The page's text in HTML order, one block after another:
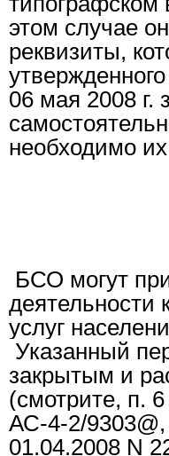
этом случае
реквизиты,
06 мая 2008 г.
необходимо
БСО могут
деятельности
услуг
Указанный
закрытым и
(смотрите, п.
АС-4-2/
01.04.2008 N